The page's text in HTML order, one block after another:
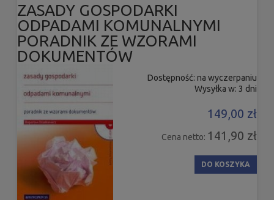
ZASADY GOSPODARKI
ODPADAMI KOMUNALNYMI
PORADNIK ZE WZORAMI
DOKUMENTÓW
Dostępność: na wyczerpaniu
Wysyłka w: 3 dni
149,00 zł
Cena netto: 141,90 zł
DO KOSZYKA